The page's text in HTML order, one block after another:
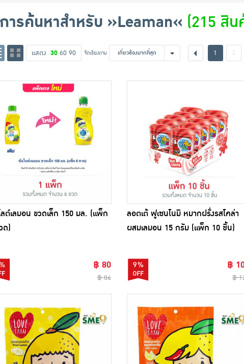
ารค้นหาสำหรับ »Leaman« (215 สิน
แสดง 30 60 90 จัดเรียงตาม เกี่ยวข้องมากที่สุด 1 2
ต์เลมอน ขวดเล็ก 150 มล. (แพ็ก
ด)
฿ 80
฿ 84
ลอตเต้ ฟูเซนโนมิ หมากฝรั่งรสโคล่า
ผสมเลมอน 15 กรัม (แพ็ก 10 ชิ้น)
9% ฿
฿